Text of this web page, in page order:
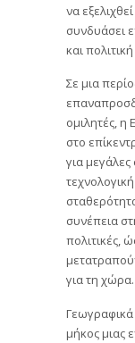
να
συνδυάσει
και
Σε μια
ομιλητές, η
στο
για μεγάλες
συνέπεια
πολιτικές,
για τη χώρα.
Γεωγραφικά
μήκος μιας